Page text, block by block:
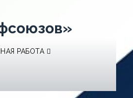
РАБОТА